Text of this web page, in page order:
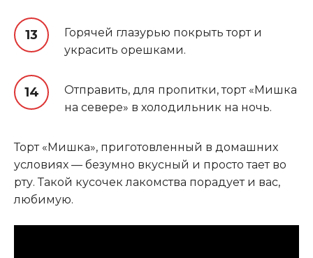
Горячей глазурью покрыть торт и
украсить орешками.
Отправить, для пропитки, торт «Мишка
на севере» в холодильник на ночь.
Торт «Мишка», приготовленный в домашних
условиях — безумно вкусный и просто тает во
рту. Такой кусочек лакомства порадует и вас,
любимую.